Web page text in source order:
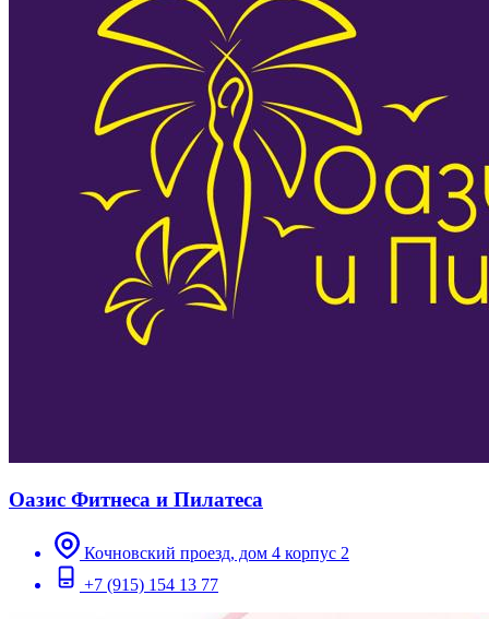
Оазис Фитнеса и Пилатеса
Кочновский проезд, дом 4 корпус 2
+7 (915) 154 13 77